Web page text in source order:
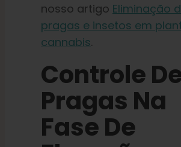
nosso artigo Eliminação
pragas e insetos em
cannabis.
Controle
Pragas Na
Fase De